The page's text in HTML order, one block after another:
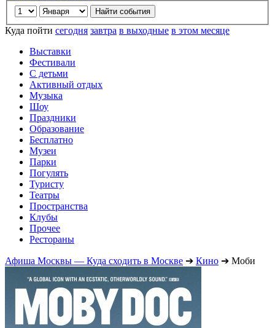
Куда пойти сегодня завтра в выходные в этом месяце
Выставки
Фестивали
С детьми
Активный отдых
Музыка
Шоу
Праздники
Образование
Бесплатно
Музеи
Парки
Погулять
Туристу
Театры
Пространства
Клубы
Прочее
Рестораны
Афиша Москвы — Куда сходить в Москве ➔ Кино ➔ Моби